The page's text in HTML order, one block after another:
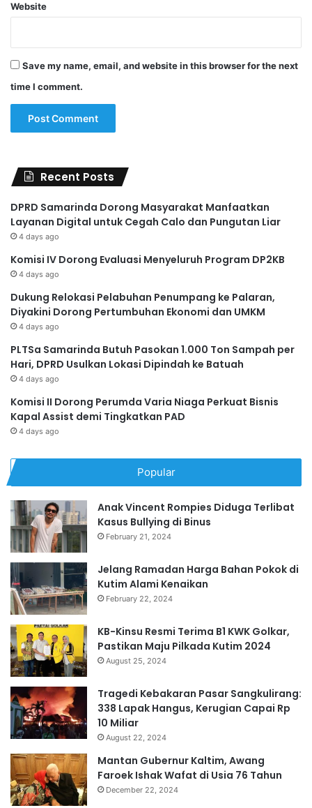
Website
Save my name, email, and website in this browser for the next
time I comment.
Recent Posts
DPRD Samarinda Dorong Masyarakat Manfaatkan
Layanan Digital untuk Cegah Calo dan Pungutan Liar
4 days ago
Komisi IV Dorong Evaluasi Menyeluruh Program DP2KB
4 days ago
Dukung Relokasi Pelabuhan Penumpang ke Palaran,
Diyakini Dorong Pertumbuhan Ekonomi dan UMKM
4 days ago
PLTSa Samarinda Butuh Pasokan 1.000 Ton Sampah per
Hari, DPRD Usulkan Lokasi Dipindah ke Batuah
4 days ago
Komisi II Dorong Perumda Varia Niaga Perkuat Bisnis
Kapal Assist demi Tingkatkan PAD
4 days ago
Popular
Anak Vincent Rompies Diduga Terlibat
Kasus Bullying di Binus
February 21, 2024
Jelang Ramadan Harga Bahan Pokok di
Kutim Alami Kenaikan
February 22, 2024
KB-Kinsu Resmi Terima B1 KWK Golkar,
Pastikan Maju Pilkada Kutim 2024
August 25, 2024
Tragedi Kebakaran Pasar Sangkulirang:
338 Lapak Hangus, Kerugian Capai Rp
10 Miliar
August 22, 2024
Mantan Gubernur Kaltim, Awang
Faroek Ishak Wafat di Usia 76 Tahun
December 22, 2024